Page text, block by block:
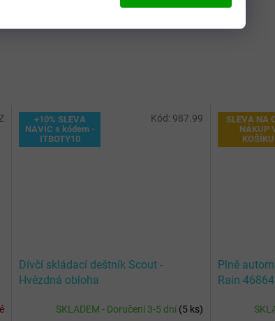
+10% SLEVA
NAVÍC s kódem -
ITBOTY10
Dívčí skládací deštník Scout -
Hvězdná obloha
SKLADEM - Doručení 3-5 dní(5 ks)
Kód: 987.99
SLEVA NA
NÁKUP
KOŠÍKU
Plně
Rain